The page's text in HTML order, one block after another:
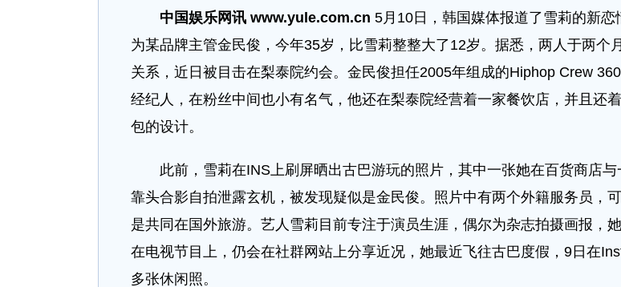
中国娱乐网讯 www.yule.com.cn 5月10日，韩国媒体报道了雪莉的新恋
为某品牌主管金民俊，今年35岁，比雪莉整整大了12岁。据悉，两人于两个
关系，近日被目击在梨泰院约会。金民俊担任2005年组成的Hiphop Crew
经纪人，在粉丝中间也小有名气，他还在梨泰院经营着一家餐饮店，并且还
包的设计。
此前，雪莉在INS上刷屏晒出古巴游玩的照片，其中一张她在百货商店与
靠头合影自拍泄露玄机，被发现疑似是金民俊。照片中有两个外籍服务员，
是共同在国外旅游。艺人雪莉目前专注于演员生涯，偶尔为杂志拍摄画报，
在电视节目上，仍会在社群网站上分享近况，她最近飞往古巴度假，9日在
多张休闲照。